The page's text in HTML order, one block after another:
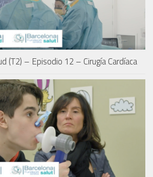
(T2) – Episodio 12 – Cirugía Cardíaca